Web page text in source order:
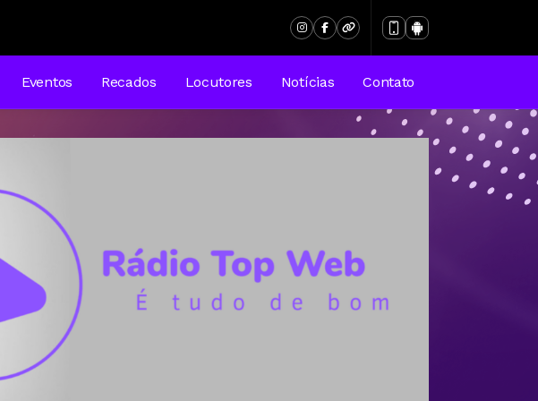
Eventos Recados Locutores Notícias Contato